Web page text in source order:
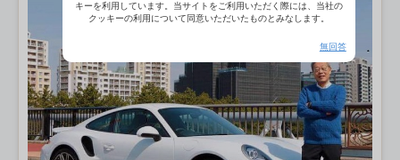
キーを利用しています。当サイトをご利用いただく際には、当社の
クッキーの利用について同意いただいたものとみなします。
無回答